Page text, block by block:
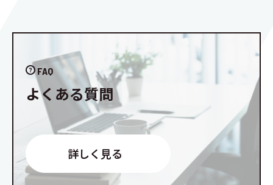
FAQ
よくある質問
詳しく見る